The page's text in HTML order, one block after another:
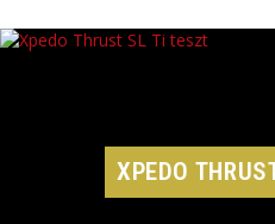
XPEDO